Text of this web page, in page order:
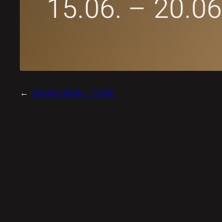
15.06. –
← Zurück: 08.06. – 13.06.